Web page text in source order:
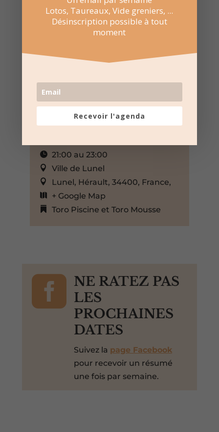
21:00 au 23:00
Ville de Lunel
Lunel, Hérault, 34400, France,
+ Google Map
Toro Piscine et Toro Mousse

NE RATEZ PAS
LES
PROCHAINES
DATES
Suivez la page Facebook
pour recevoir un résumé
une fois par semaine.
Lotos, Taureaux, Vide greniers, ...
Désinscription possible à tout
moment
Recevoir l'agenda